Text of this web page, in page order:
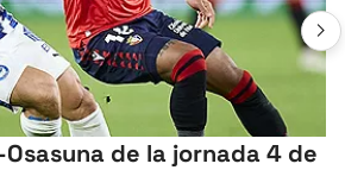
de la jornada 4 de